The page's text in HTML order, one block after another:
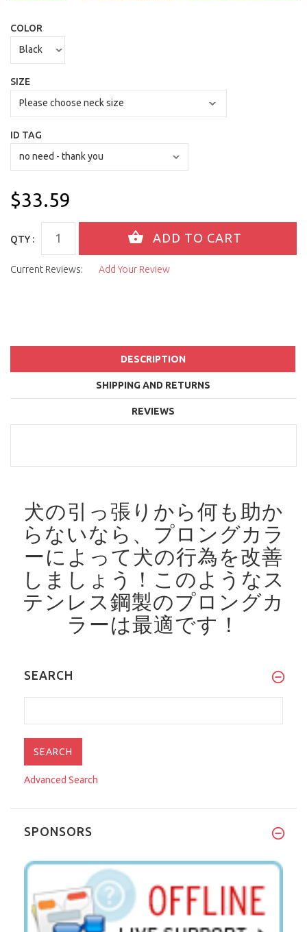
COLOR
SIZE
ID TAG
$33.59
QTY :
Current Reviews: Add Your Review
DESCRIPTION
SHIPPING AND RETURNS
REVIEWS
犬の引っ張りから何も助か
らないなら、プロングカラ
ーによって犬の行為を改善
しましょう！ このようなス
テンレス鋼製のプロングカ
ラーは最適です！
SEARCH
Advanced Search
SPONSORS